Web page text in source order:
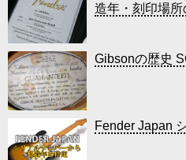
造年・刻印場
Gibsonの歴史
Fender Japan